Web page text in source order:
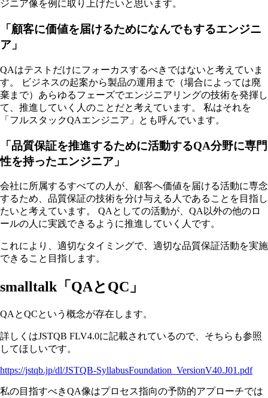
ジニア像を例に取り上げたいと思います。
「顧客に価値を届けるためになんでもするエンジニ
ア」
QAはテストだけにフォーカスするべきではないと考えていま
す。 ビジネスの起案から製品の運用まで（場合によっては廃
棄まで）あらゆるフェーズでエンジニアリングの技術を発揮し
て、推進していく人のことだと考えています。 私はそれを
「フルスタックQAエンジニア」とも呼んでいます。
「品質保証を推進するために活動するQA分野に専門
性を持ったエンジニア」
会社に所属するすべての人が、顧客へ価値を届ける活動に専念
するため、品質保証の技術を分け与える人であることを目指し
たいと考えています。 QAとしての活動が、QA以外の他のロ
ールの人に実践できるように推進していく人です。
これにより、適切なタイミングで、適切な品質保証活動を実施
できること目指します。
smalltalk「QAとQC」
QAとQCという概念が存在します。
詳しくはJSTQB FLV4.0に記載されているので、そちらも参照
してほしいです。
https://jstqb.jp/dl/JSTQB-SyllabusFoundation_VersionV40.J01.pdf
私の目指すべきQA像はプロセス指向の予防的アプローチでは